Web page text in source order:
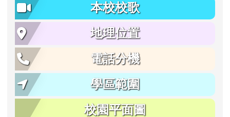
本校校歌
地理位置
電話分機
學區範圍
校園平面圖